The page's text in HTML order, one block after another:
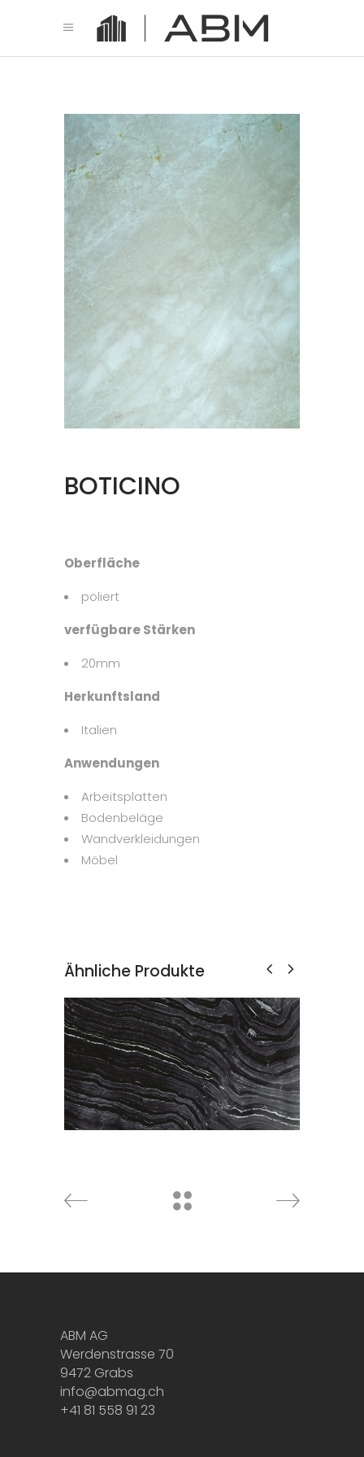
BOTICINO
Oberfläche
poliert
verfügbare Stärken
20mm
Herkunftsland
Italien
Anwendungen
Arbeitsplatten
Bodenbeläge
Wandverkleidungen
Möbel
Ähnliche Produkte
ANCIENT WOODEN ZEBRA
Marmor
ABM AG
Werdenstrasse 70
9472 Grabs
info@abmag.ch
+41 81 558 91 23